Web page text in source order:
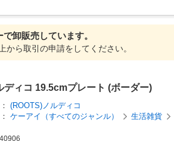
で卸販売しています。
ら取引の申請をしてください。
ディコ 19.5cmプレート (ボーダー)
： (ROOTS)ノルディコ
： ケーアイ（すべてのジャンル） 生活雑貨